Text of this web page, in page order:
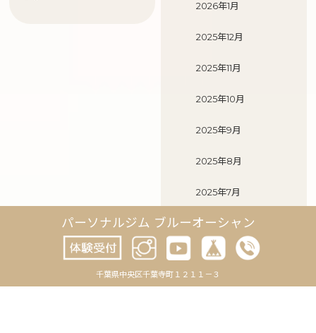
2026年1月
2025年12月
2025年11月
2025年10月
2025年9月
2025年8月
2025年7月
2025年6月
2025年5月
2025年4月
パーソナルジム ブルーオーシャン
千葉県中央区千葉寺町１２１１－３